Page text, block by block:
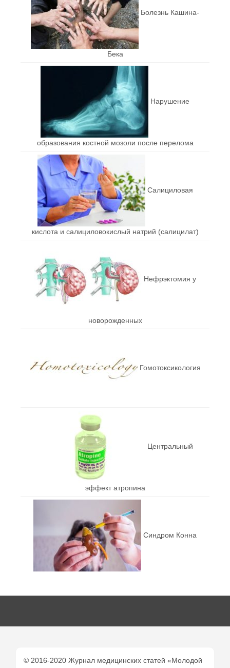
Болезнь Кашина-
Бека
Нарушение
образования костной мозоли после перелома
Салициловая
кислота и салициловокислый натрий (салицилат)
Нефрэктомия у
новорожденных
Гомотоксикология
Центральный
эффект атропина
Синдром Конна
© 2016-2020 Журнал медицинских статей «Молодой